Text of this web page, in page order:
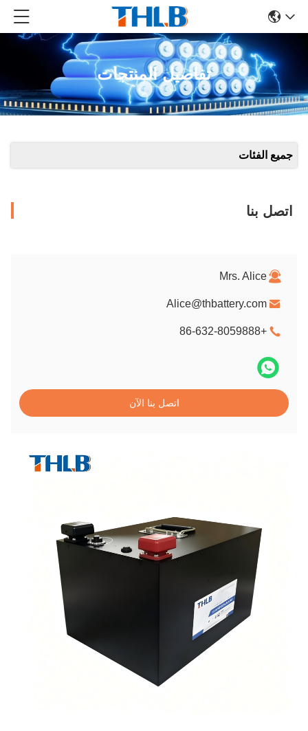
تفاصيل المنتجات
جميع الفئات
اتصل بنا
Mrs. Alice
Alice@thbattery.com
+86-632-8059888
اتصل بنا الآن